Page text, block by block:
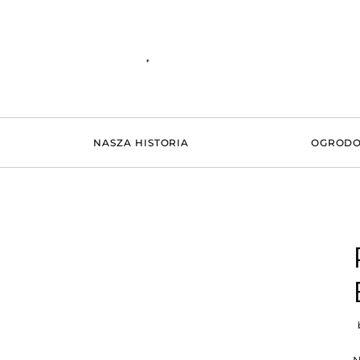
NASZA HISTORIA